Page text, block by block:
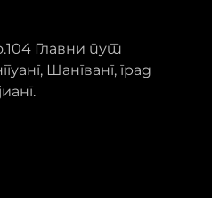
Главни пут
Шангванг, град